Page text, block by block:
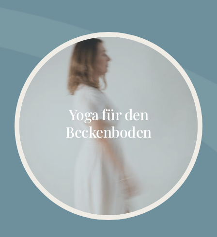
Yoga für den
Beckenboden